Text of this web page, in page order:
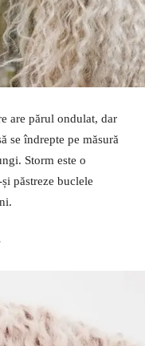
are părul ondulat, dar
se îndrepte pe măsură
Storm este o
păstreze buclele